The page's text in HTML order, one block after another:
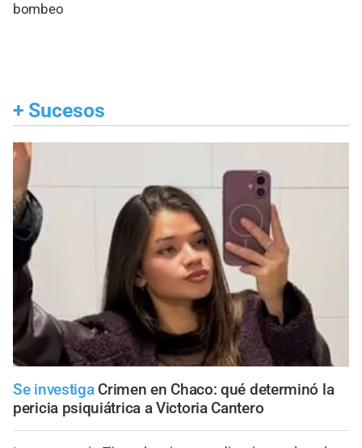
bombeo
+ Sucesos
Se investiga Crimen en Chaco: qué determinó la
pericia psiquiátrica a Victoria Cantero